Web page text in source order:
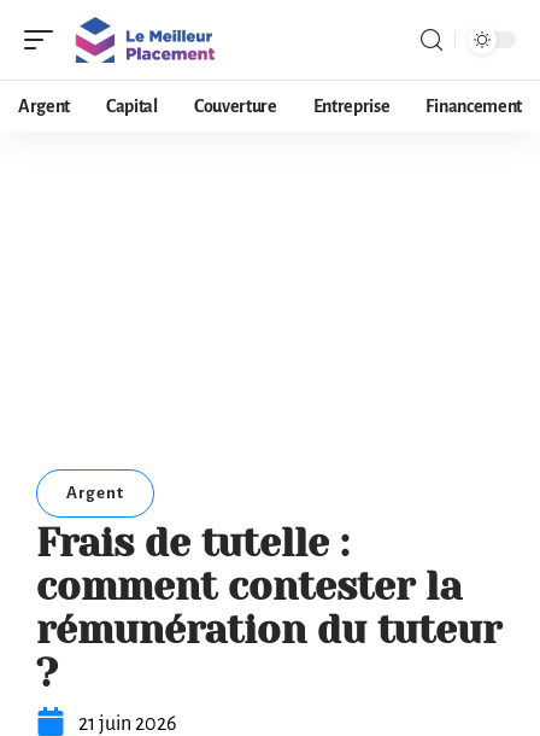
Argent Capital Couverture Entreprise Financement
Argent
Frais de tutelle :
comment contester la
rémunération du tuteur
?
21 juin 2026